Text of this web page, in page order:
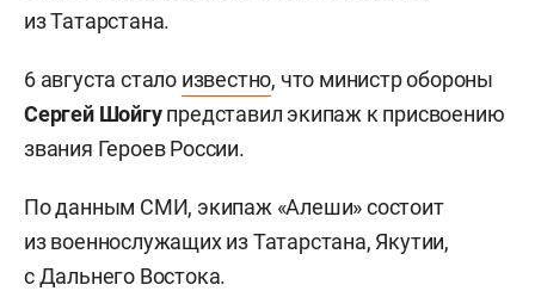
из Татарстана.
6 августа стало известно, что министр обороны
Сергей Шойгупредставил экипаж к присвоению
звания Героев России.
По данным СМИ, экипаж «Алеши» состоит
из военнослужащих из Татарстана, Якутии,
с Дальнего Востока.